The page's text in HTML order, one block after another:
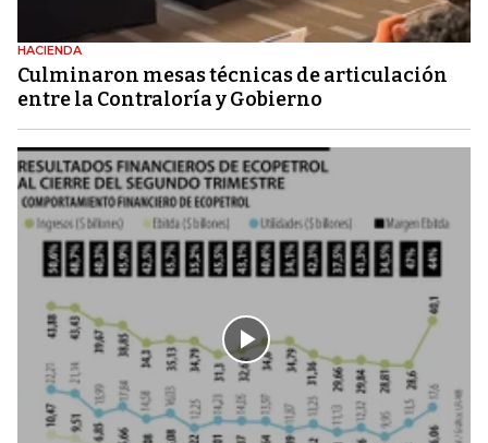
HACIENDA
Culminaron mesas técnicas de articulación
entre la Contraloría y Gobierno